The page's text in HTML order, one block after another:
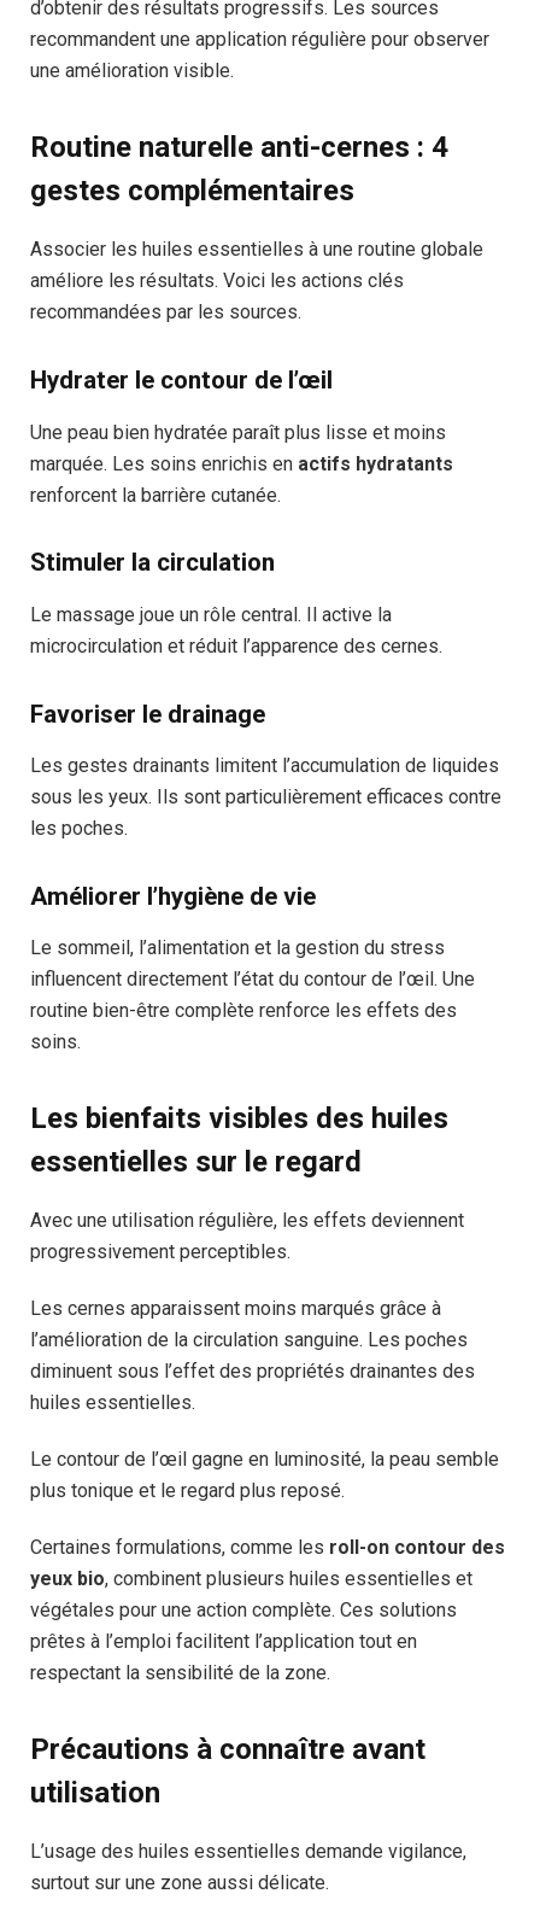
d’obtenir des résultats progressifs. Les sources
recommandent une application régulière pour observer
une amélioration visible.
Routine naturelle anti-cernes : 4
gestes complémentaires
Associer les huiles essentielles à une routine globale
améliore les résultats. Voici les actions clés
recommandées par les sources.
Hydrater le contour de l’œil
Une peau bien hydratée paraît plus lisse et moins
marquée. Les soins enrichis en actifs hydratants
renforcent la barrière cutanée.
Stimuler la circulation
Le massage joue un rôle central. Il active la
microcirculation et réduit l’apparence des cernes.
Favoriser le drainage
Les gestes drainants limitent l’accumulation de liquides
sous les yeux. Ils sont particulièrement efficaces contre
les poches.
Améliorer l’hygiène de vie
Le sommeil, l’alimentation et la gestion du stress
influencent directement l’état du contour de l’œil. Une
routine bien-être complète renforce les effets des
soins.
Les bienfaits visibles des huiles
essentielles sur le regard
Avec une utilisation régulière, les effets deviennent
progressivement perceptibles.
Les cernes apparaissent moins marqués grâce à
l’amélioration de la circulation sanguine. Les poches
diminuent sous l’effet des propriétés drainantes des
huiles essentielles.
Le contour de l’œil gagne en luminosité, la peau semble
plus tonique et le regard plus reposé.
Certaines formulations, comme les roll-on contour des
yeux bio, combinent plusieurs huiles essentielles et
végétales pour une action complète. Ces solutions
prêtes à l’emploi facilitent l’application tout en
respectant la sensibilité de la zone.
Précautions à connaître avant
utilisation
L’usage des huiles essentielles demande vigilance,
surtout sur une zone aussi délicate.